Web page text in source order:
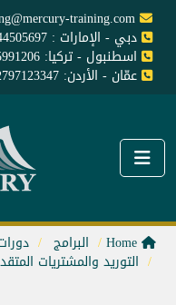
training.com
دبي - الإمارات : 0097144505697
اسطنبول - تركيا: 00905395991206
عمّان - الأردن: 00962797123347
البرامج
التوريد والمشتريات